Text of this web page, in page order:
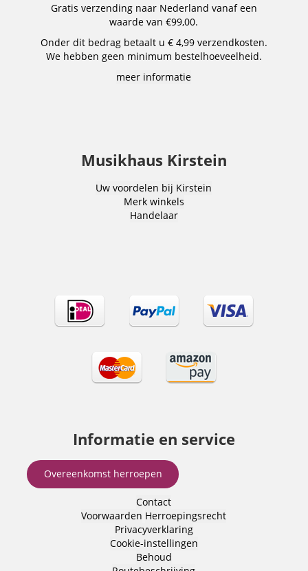
Gratis verzending naar Nederland vanaf een
waarde van €99,00.
Onder dit bedrag betaalt u € 4,99 verzendkosten.
We hebben geen minimum bestelhoeveelheid.
meer informatie
Musikhaus Kirstein
Uw voordelen bij Kirstein
Merk winkels
Handelaar
Informatie en service
Overeenkomst herroepen
Contact
Voorwaarden Herroepingsrecht
Privacyverklaring
Cookie-instellingen
Behoud